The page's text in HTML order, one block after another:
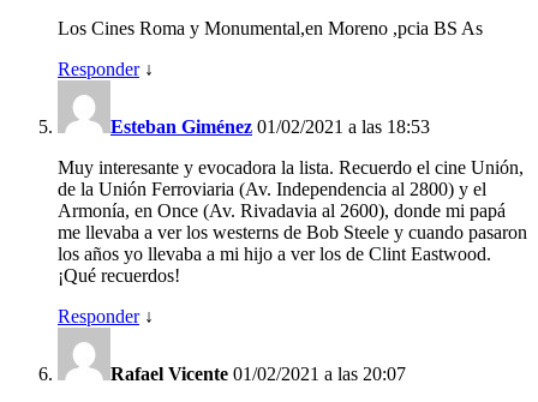
Los Cines Roma y Monumental,en Moreno ,pcia BS As
Responder ↓
Esteban Giménez 01/02/2021 a las 18:53
Muy interesante y evocadora la lista. Recuerdo el cine Unión,
de la Unión Ferroviaria (Av. Independencia al 2800) y el
Armonía, en Once (Av. Rivadavia al 2600), donde mi papá
me llevaba a ver los westerns de Bob Steele y cuando pasaron
los años yo llevaba a mi hijo a ver los de Clint Eastwood.
¡Qué recuerdos!
Responder ↓
Rafael Vicente 01/02/2021 a las 20:07